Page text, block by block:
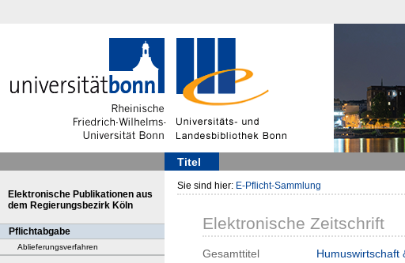
Titel
Elektronische Publikationen aus
dem Regierungsbezirk Köln
Pflichtabgabe
Ablieferungsverfahren
Sie sind hier: E-Pflicht-Sammlung
Elektronische Zeitschrift
Gesamttitel
Humuswirtschaft